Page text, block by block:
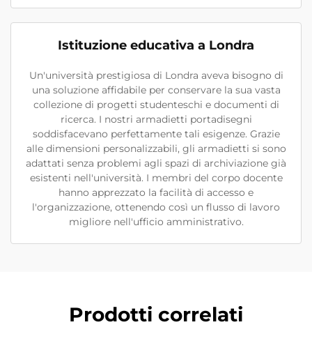
Istituzione educativa a Londra
Un'università prestigiosa di Londra aveva bisogno di
una soluzione affidabile per conservare la sua vasta
collezione di progetti studenteschi e documenti di
ricerca. I nostri armadietti portadisegni
soddisfacevano perfettamente tali esigenze. Grazie
alle dimensioni personalizzabili, gli armadietti si sono
adattati senza problemi agli spazi di archiviazione già
esistenti nell'università. I membri del corpo docente
hanno apprezzato la facilità di accesso e
l'organizzazione, ottenendo così un flusso di lavoro
migliore nell'ufficio amministrativo.
Prodotti correlati